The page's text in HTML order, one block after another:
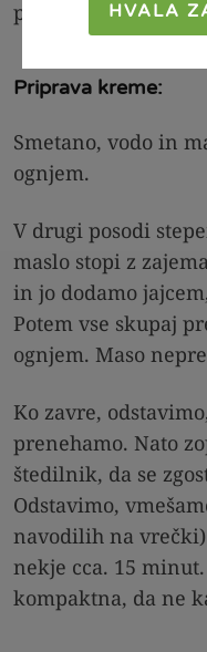
prerežemo na
Priprava kreme:
Smetano, vodo in
ognjem.
V drugi posodi
maslo stopi z
in jo dodamo
Potem vse skupaj
ognjem. Maso
Ko zavre,
prenehamo. Nato
štedilnik, da se
Odstavimo,
navodilih na
nekje cca. 15
kompaktna, da ne
HVALA